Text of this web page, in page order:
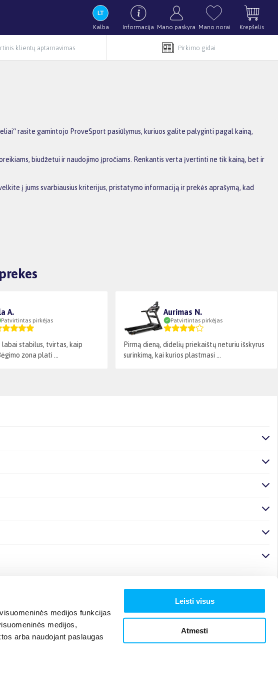
medijos funkcijas
medijos,
arba naudojant paslaugas
Leisti visus
Atmesti
Kalba Informacija Mano paskyra Mano norai Krepšelis
klientų aptarnavimas Pirkimo gidai
rasite gamintojo ProveSport pasiūlymus, kuriuos galite palyginti pagal kainą,
biudžetui ir naudojimo įpročiams. Renkantis verta įvertinti ne tik kainą, bet ir
į jums svarbiausius kriterijus, pristatymo informaciją ir prekės aprašymą, kad
A.
Patvirtintas pirkėjas
labai stabilus, tvirtas, kaip
zona plati ...
Aurimas N.
Patvirtintas pirkėjas
Pirmą dieną, didelių priekaištų neturiu išskyrus
surinkimą, kai kurios plastmasi ...